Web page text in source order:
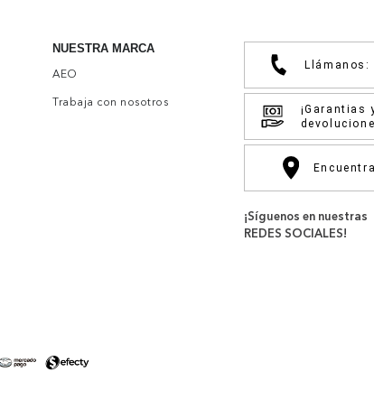
NUESTRA MARCA
AEO
Trabaja con nosotros
Llámanos:
¡Garantias
¡Síguenos en nuestras
REDES SOCIALES!